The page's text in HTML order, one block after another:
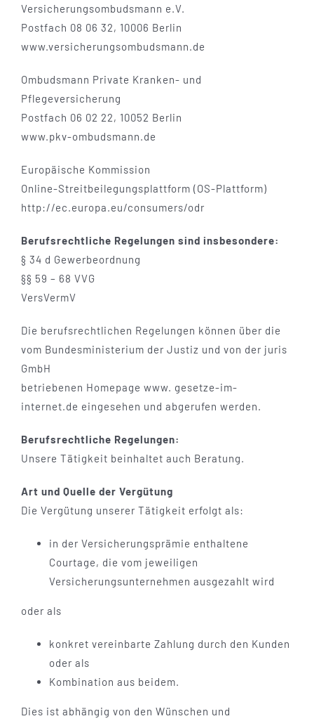
Versicherungsombudsmann e.V.
Postfach 08 06 32, 10006 Berlin
www.versicherungsombudsmann.de
Ombudsmann Private Kranken- und
Pflegeversicherung
Postfach 06 02 22, 10052 Berlin
www.pkv-ombudsmann.de
Europäische Kommission
Online-Streitbeilegungsplattform (OS-Plattform)
http://ec.europa.eu/consumers/odr
Berufsrechtliche Regelungen sind insbesondere:
§ 34 d Gewerbeordnung
§§ 59 – 68 VVG
VersVermV
Die berufsrechtlichen Regelungen können über die
vom Bundesministerium der Justiz und von der juris
GmbH
betriebenen Homepage www. gesetze-im-
internet.de eingesehen und abgerufen werden.
Berufsrechtliche Regelungen:
Unsere Tätigkeit beinhaltet auch Beratung.
Art und Quelle der Vergütung
Die Vergütung unserer Tätigkeit erfolgt als:
in der Versicherungsprämie enthaltene
Courtage, die vom jeweiligen
Versicherungsunternehmen ausgezahlt wird
oder als
konkret vereinbarte Zahlung durch den Kunden
oder als
Kombination aus beidem.
Dies ist abhängig von den Wünschen und